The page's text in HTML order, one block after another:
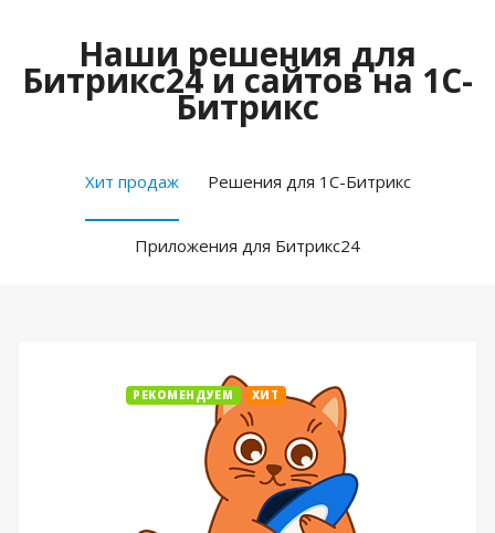
Наши решения для
Битрикс24 и сайтов на 1С-
Битрикс
Хит продаж Решения для 1С-Битрикс
Приложения для Битрикс24
РЕКОМЕНДУЕМ ХИТ